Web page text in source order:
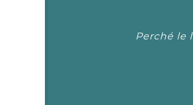
Perché le